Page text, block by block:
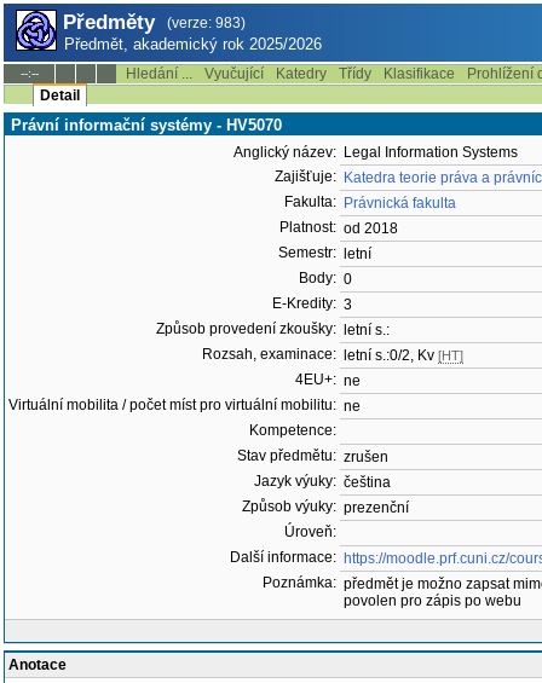
Předměty (verze: 983)
Předmět, akademický rok 2025/2026
--:-- Hledání ... Vyučující Katedry Třídy Klasifikace
Prohlížení
Detail
Právní informační systémy - HV5070
Anglický název: Legal Information Systems
Zajišťuje: Katedra teorie práva a
Fakulta: Právnická fakulta
Platnost: od 2018
Semestr:
letní
Body: 0
E-Kredity: 3
Způsob provedení zkoušky:
letní s.:
Rozsah, examinace:
letní s.:0/2, Kv [HT]
4EU+: ne
Virtuální mobilita / počet míst pro virtuální mobilitu: ne
Kompetence:
Stav předmětu: zrušen
Jazyk výuky: čeština
Způsob výuky: prezenční
Úroveň:
Další informace: https://moodle.prf.cuni.cz/
Poznámka: předmět je možno zapsat
povolen pro zápis po webu
Anotace